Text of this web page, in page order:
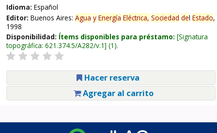
Idioma: Español
Editor: Buenos Aires: Agua y Energía Eléctrica, Sociedad del Estado,
1998
Disponibilidad: Ítems disponibles para préstamo: Signatura
topográfica: 621.374.5/A282/v.1 (1).
Hacer reserva
Agregar al carrito